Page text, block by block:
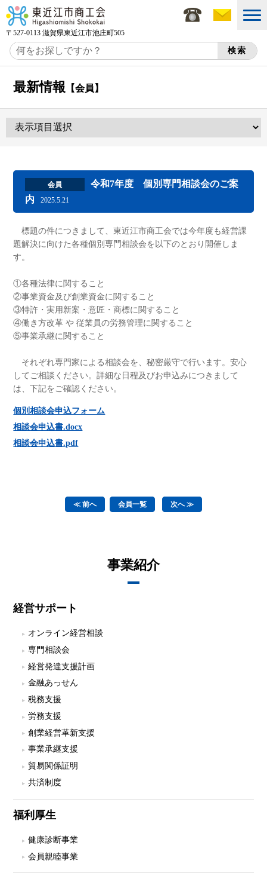
〒527-0113 滋賀県東近江市池庄町505
最新情報 【会員】
会員
令和7年度 個別専門相談会のご案
内
2025.5.21
標題の件につきまして、東近江市商工会では今年度も経営課
題解決に向けた各種個別専門相談会を以下のとおり開催しま
す。
①各種法律に関すること
②事業資金及び創業資金に関すること
③特許・実用新案・意匠・商標に関すること
④働き方改革 や 従業員の労務管理に関すること
⑤事業承継に関すること
それぞれ専門家による相談会を、秘密厳守で行います。安心
してご相談ください。詳細な日程及びお申込みにつきまして
は、下記をご確認ください。
個別相談会申込フォーム
相談会申込書.docx
相談会申込書.pdf
≪ 前へ 会員一覧 次へ ≫
事業紹介
経営サポート
オンライン経営相談
専門相談会
経営発達支援計画
金融あっせん
税務支援
労務支援
創業経営革新支援
事業承継支援
貿易関係証明
共済制度
福利厚生
健康診断事業
会員親睦事業